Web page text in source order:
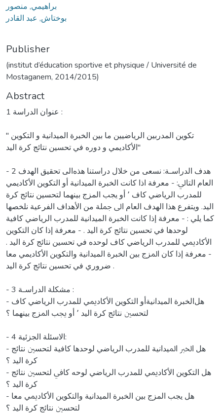
براهيمي, منصور
بوختاش, عبد القادر
Publisher
(institut d’éducation sportive et physique / Université de
Mostaganem, 2014/2015)
Abstract
1 ﻋﻨﻮان اﻟﺪراﺳﺔ :
" ﺗﻜﻮﻳﻦ اﻟﻤﺪرﺑﻴﻦ اﻟﺮﻳﺎﺿﻴﻴﻦ ﻣﺎ ﺑﻴﻦ اﻟﺨﺒﺮة اﻟﻤﻴﺪاﻧﻴﺔ و اﻟﺘﻜﻮﻳﻦ
اﻷﻛﺎدﻳﻤﻲ و دورﻩ ﻓﻲ ﺗﺤﺴﻴﻦ ﻧﺘﺎﺋﺞ ﻛﺮة اﻟﻴﺪ"
- 2 ﻫﺪف اﻟﺪراﺳـﺔ: ﻧﺴﻌﻰ ﻣﻦ ﺧﻼل دراﺳﺘﻨﺎ ﻫﺬﻩالى تحقيق الهدف
اﻟﻌﺎم اﻟﺘﺎﱄ: - ﻣﻌﺮﻓﺔ اذا ﻛﺎﻧﺖ الخبرة الميدانية أو اﻟﺘﻜﻮﻳﻦ الأكاديمي
ﻟﻠﻤﺪرب اﻟﺮﻳﺎﺿﻲ ﻛﺎف ٬ أو يجب المزج ﺑﻴﻨﻬﻤﺎ لتحسين ﻧﺘﺎﺋﺞ ﻛﺮة
اﻟﻴﺪ. وﻳﺘﻔﺮع ﻫﺬا الهدف اﻟﻌﺎم اﱃ ﲨﻠﺔ ﻣﻦ اﻷﻫﺪاف اﻟﻔﺮﻋﻴﺔ ﻧﻠﺨﺼﻬﺎ
ﻛﻤﺎ ﻳﻠﻲ : - ﻣﻌﺮﻓﺔ إذا ﻛﺎﻧﺖ الخبرة الميدانية ﻟﻠﻤﺪرب اﻟﺮﻳﺎﺿﻲ ﻛﺎﻓﻴﺔ
ﻟﻮﺣﺪﻫﺎ في تحسين ﻧﺘﺎﺋﺞ ﻛﺮة اﻟﻴﺪ . - ﻣﻌﺮﻓﺔ إذا ﻛﺎن اﻟﺘﻜﻮﻳﻦ
اﻷﻛﺎدﳝﻲ ﻟﻠﻤﺪرب اﻟﺮﻳﺎﺿﻲ ﻛﺎف ﻟﻮﺣﺪﻩ في تحسين ﻧﺘﺎﺋﺞ ﻛﺮة اﻟﻴﺪ .
- ﻣﻌﺮﻓﺔ إذا ﻛﺎن اﳌﺰج بين الخبرة الميدانية واﻟﺘﻜﻮﻳﻦ الأكاديمي ﻣﻌﺎ
ﺿﺮوري في تحسين ﻧﺘﺎﺋﺞ ﻛﺮة اﻟﻴﺪ .
- 3 ﻣﺸﻜﻠﺔ اﻟﺪراﺳـﺔ :
- ﻫﻞالخبرة الميدانيةأو اﻟﺘﻜﻮﻳﻦ اﻷﻛﺎدﳝﻲ ﻟﻠﻤﺪرب اﻟﺮﻳﺎﺿﻲ ﻛﺎف
ﻟﺘﺤﺴﲔ ﻧﺘﺎﺋﺞ ﻛﺮة اﻟﻴﺪ ٬ أو ﳚﺐ اﳌﺰج ﺑﻴﻨﻬﻤﺎ ؟
- 4 اﻻﺳﺌﻠﺔ اﻟﺠﺰﺋﻴﺔ:
- ﻫﻞ اﳋﱪ اﳌﻴﺪاﻧﻴﺔ ﻟﻠﻤﺪرب اﻟﺮﻳﺎﺿﻲ ﻟﻮﺣﺪﻫﺎ ﻛﺎﻓﻴﺔ ﻟﺘﺤﺴﲔ ﻧﺘﺎﺋﺞ
ﻛﺮة اﻟﻴﺪ ؟
- ﻫﻞ اﻟﺘﻜﻮﻳﻦ اﻷﻛﺎدﳝﻲ ﻟﻠﻤﺪرب اﻟﺮﻳﺎﺿﻲ ﻟﻮﺣﻪ ﻛﺎﰲ ﻟﺘﺤﺴﲔ ﻧﺘﺎﺋﺞ
ﻛﺮة اﻟﻴﺪ ؟
- ﻫﻞ يجب المزج بين الخبرة الميدانية واﻟﺘﻜﻮﻳﻦ اﻷﻛﺎدﳝﻲ ﻣﻌﺎ
ﻟﺘﺤﺴﲔ ﻧﺘﺎﺋﺞ ﻛﺮة اﻟﻴﺪ ؟